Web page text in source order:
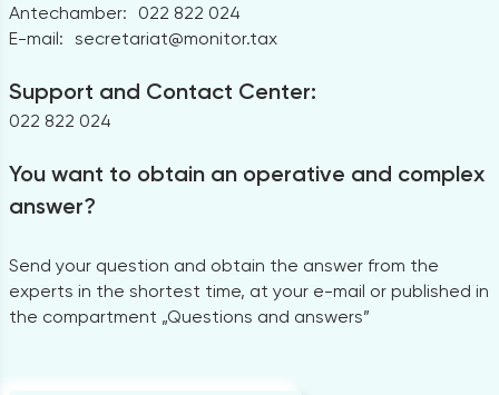
Antechamber:
022 822 024
E-mail: secretariat@monitor.tax
Support and Contact Center:
022 822 024
You want to obtain an operative and complex
answer?
Send your question and obtain the answer from the
experts in the shortest time, at your e-mail or published in
the compartment „Questions and answers”